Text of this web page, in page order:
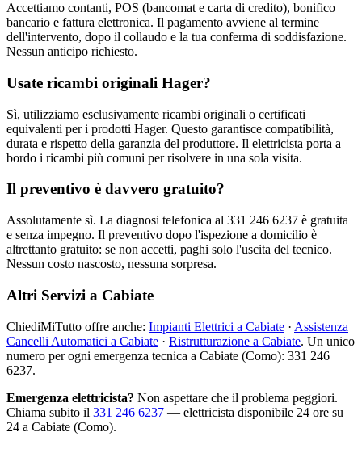
Accettiamo contanti, POS (bancomat e carta di credito), bonifico
bancario e fattura elettronica. Il pagamento avviene al termine
dell'intervento, dopo il collaudo e la tua conferma di soddisfazione.
Nessun anticipo richiesto.
Usate ricambi originali Hager?
Sì, utilizziamo esclusivamente ricambi originali o certificati
equivalenti per i prodotti Hager. Questo garantisce compatibilità,
durata e rispetto della garanzia del produttore. Il elettricista porta a
bordo i ricambi più comuni per risolvere in una sola visita.
Il preventivo è davvero gratuito?
Assolutamente sì. La diagnosi telefonica al 331 246 6237 è gratuita
e senza impegno. Il preventivo dopo l'ispezione a domicilio è
altrettanto gratuito: se non accetti, paghi solo l'uscita del tecnico.
Nessun costo nascosto, nessuna sorpresa.
Altri Servizi a Cabiate
ChiediMiTutto offre anche: Impianti Elettrici a Cabiate · Assistenza
Cancelli Automatici a Cabiate · Ristrutturazione a Cabiate. Un unico
numero per ogni emergenza tecnica a Cabiate (Como): 331 246
6237.
Emergenza elettricista? Non aspettare che il problema peggiori.
Chiama subito il 331 246 6237 — elettricista disponibile 24 ore su
24 a Cabiate (Como).